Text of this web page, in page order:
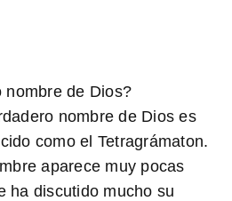
nombre de Dios?
nombre de Dios es
como el Tetragrámaton.
aparece muy pocas
ha discutido mucho su